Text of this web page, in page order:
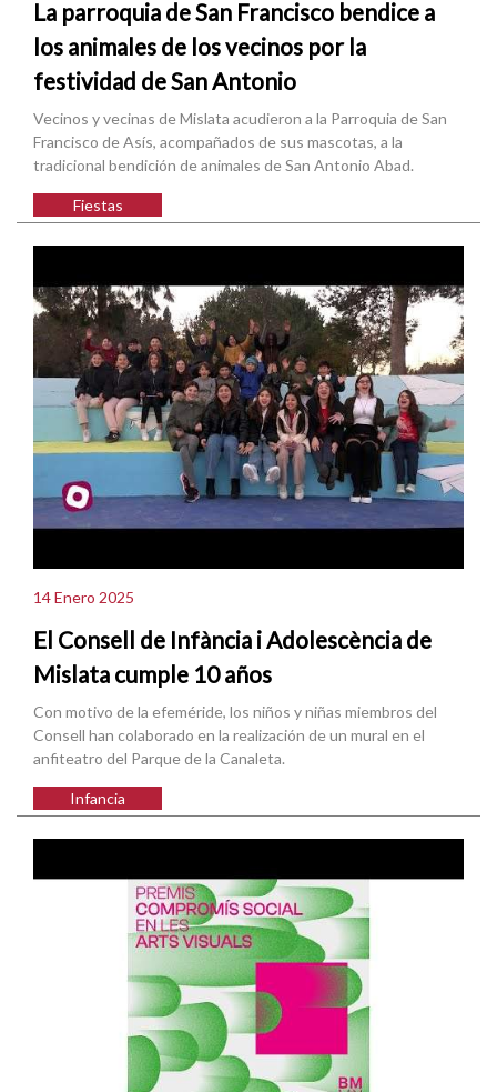
La parroquia de San Francisco bendice a
los animales de los vecinos por la
festividad de San Antonio
Vecinos y vecinas de Mislata acudieron a la Parroquia de San
Francisco de Asís, acompañados de sus mascotas, a la
tradicional bendición de animales de San Antonio Abad.
Fiestas
14 Enero 2025
El Consell de Infància i Adolescència de
Mislata cumple 10 años
Con motivo de la efeméride, los niños y niñas miembros del
Consell han colaborado en la realización de un mural en el
anfiteatro del Parque de la Canaleta.
Infancia